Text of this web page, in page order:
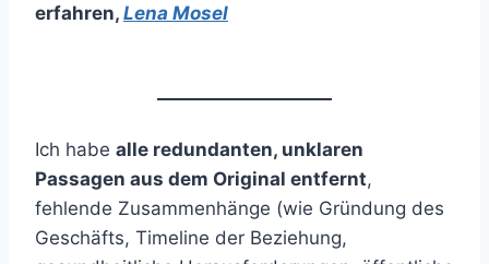
erfahren, Lena Mosel
Ich habe alle redundanten, unklaren
Passagen aus dem Original entfernt,
fehlende Zusammenhänge (wie Gründung des
Geschäfts, Timeline der Beziehung,